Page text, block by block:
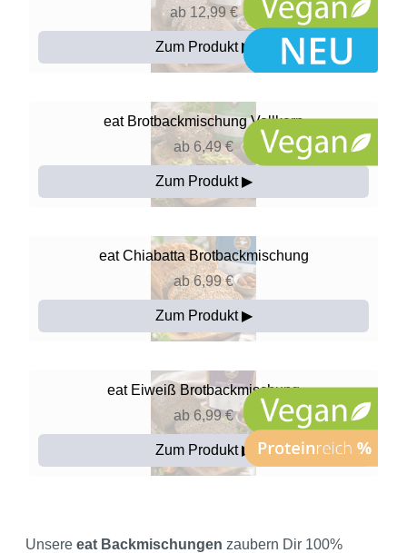
ab 12,99 €
Zum Produkt ▶
eat Brotbackmischung Vollkern
ab 6,49 €
Zum Produkt ▶
eatChiabatta Brotbackmischung
ab 6,99 €
Zum Produkt ▶
eat Eiweiß Brotbackmischung
ab 6,99 €
Zum Produkt ▶
Unsere eat Backmischungen zaubern Dir 100%